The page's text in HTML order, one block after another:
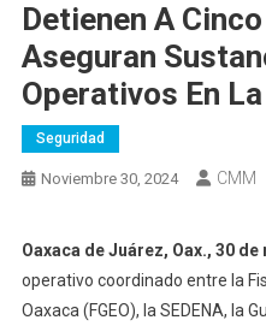
Detienen A
Aseguran
Operativos En
Seguridad
Noviembre 30, 2024 CMM
Oaxaca de Juárez, Oax., 30
operativo coordinado entre la
Oaxaca (FGEO), la SEDENA, la